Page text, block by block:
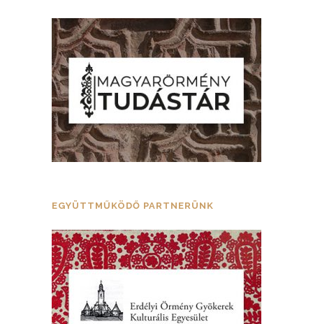
EGYÜTTMŰKÖDŐ PARTNERÜNK